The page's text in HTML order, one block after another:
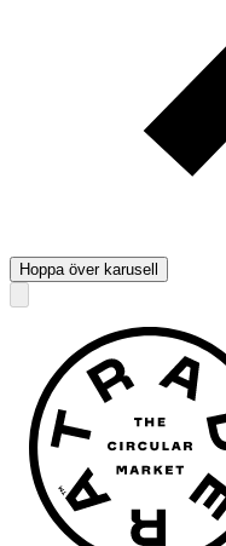
Hoppa över karusell